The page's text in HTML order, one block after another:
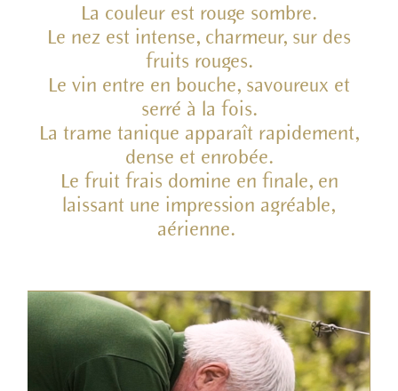
La couleur est rouge sombre.
Le nez est intense, charmeur, sur des
fruits rouges.
Le vin entre en bouche, savoureux et
serré à la fois.
La trame tanique apparaît rapidement,
dense et enrobée.
Le fruit frais domine en finale, en
laissant une impression agréable,
aérienne.